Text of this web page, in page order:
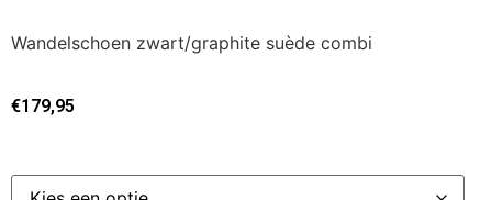
Wandelschoen zwart/graphite suède combi
€179,95